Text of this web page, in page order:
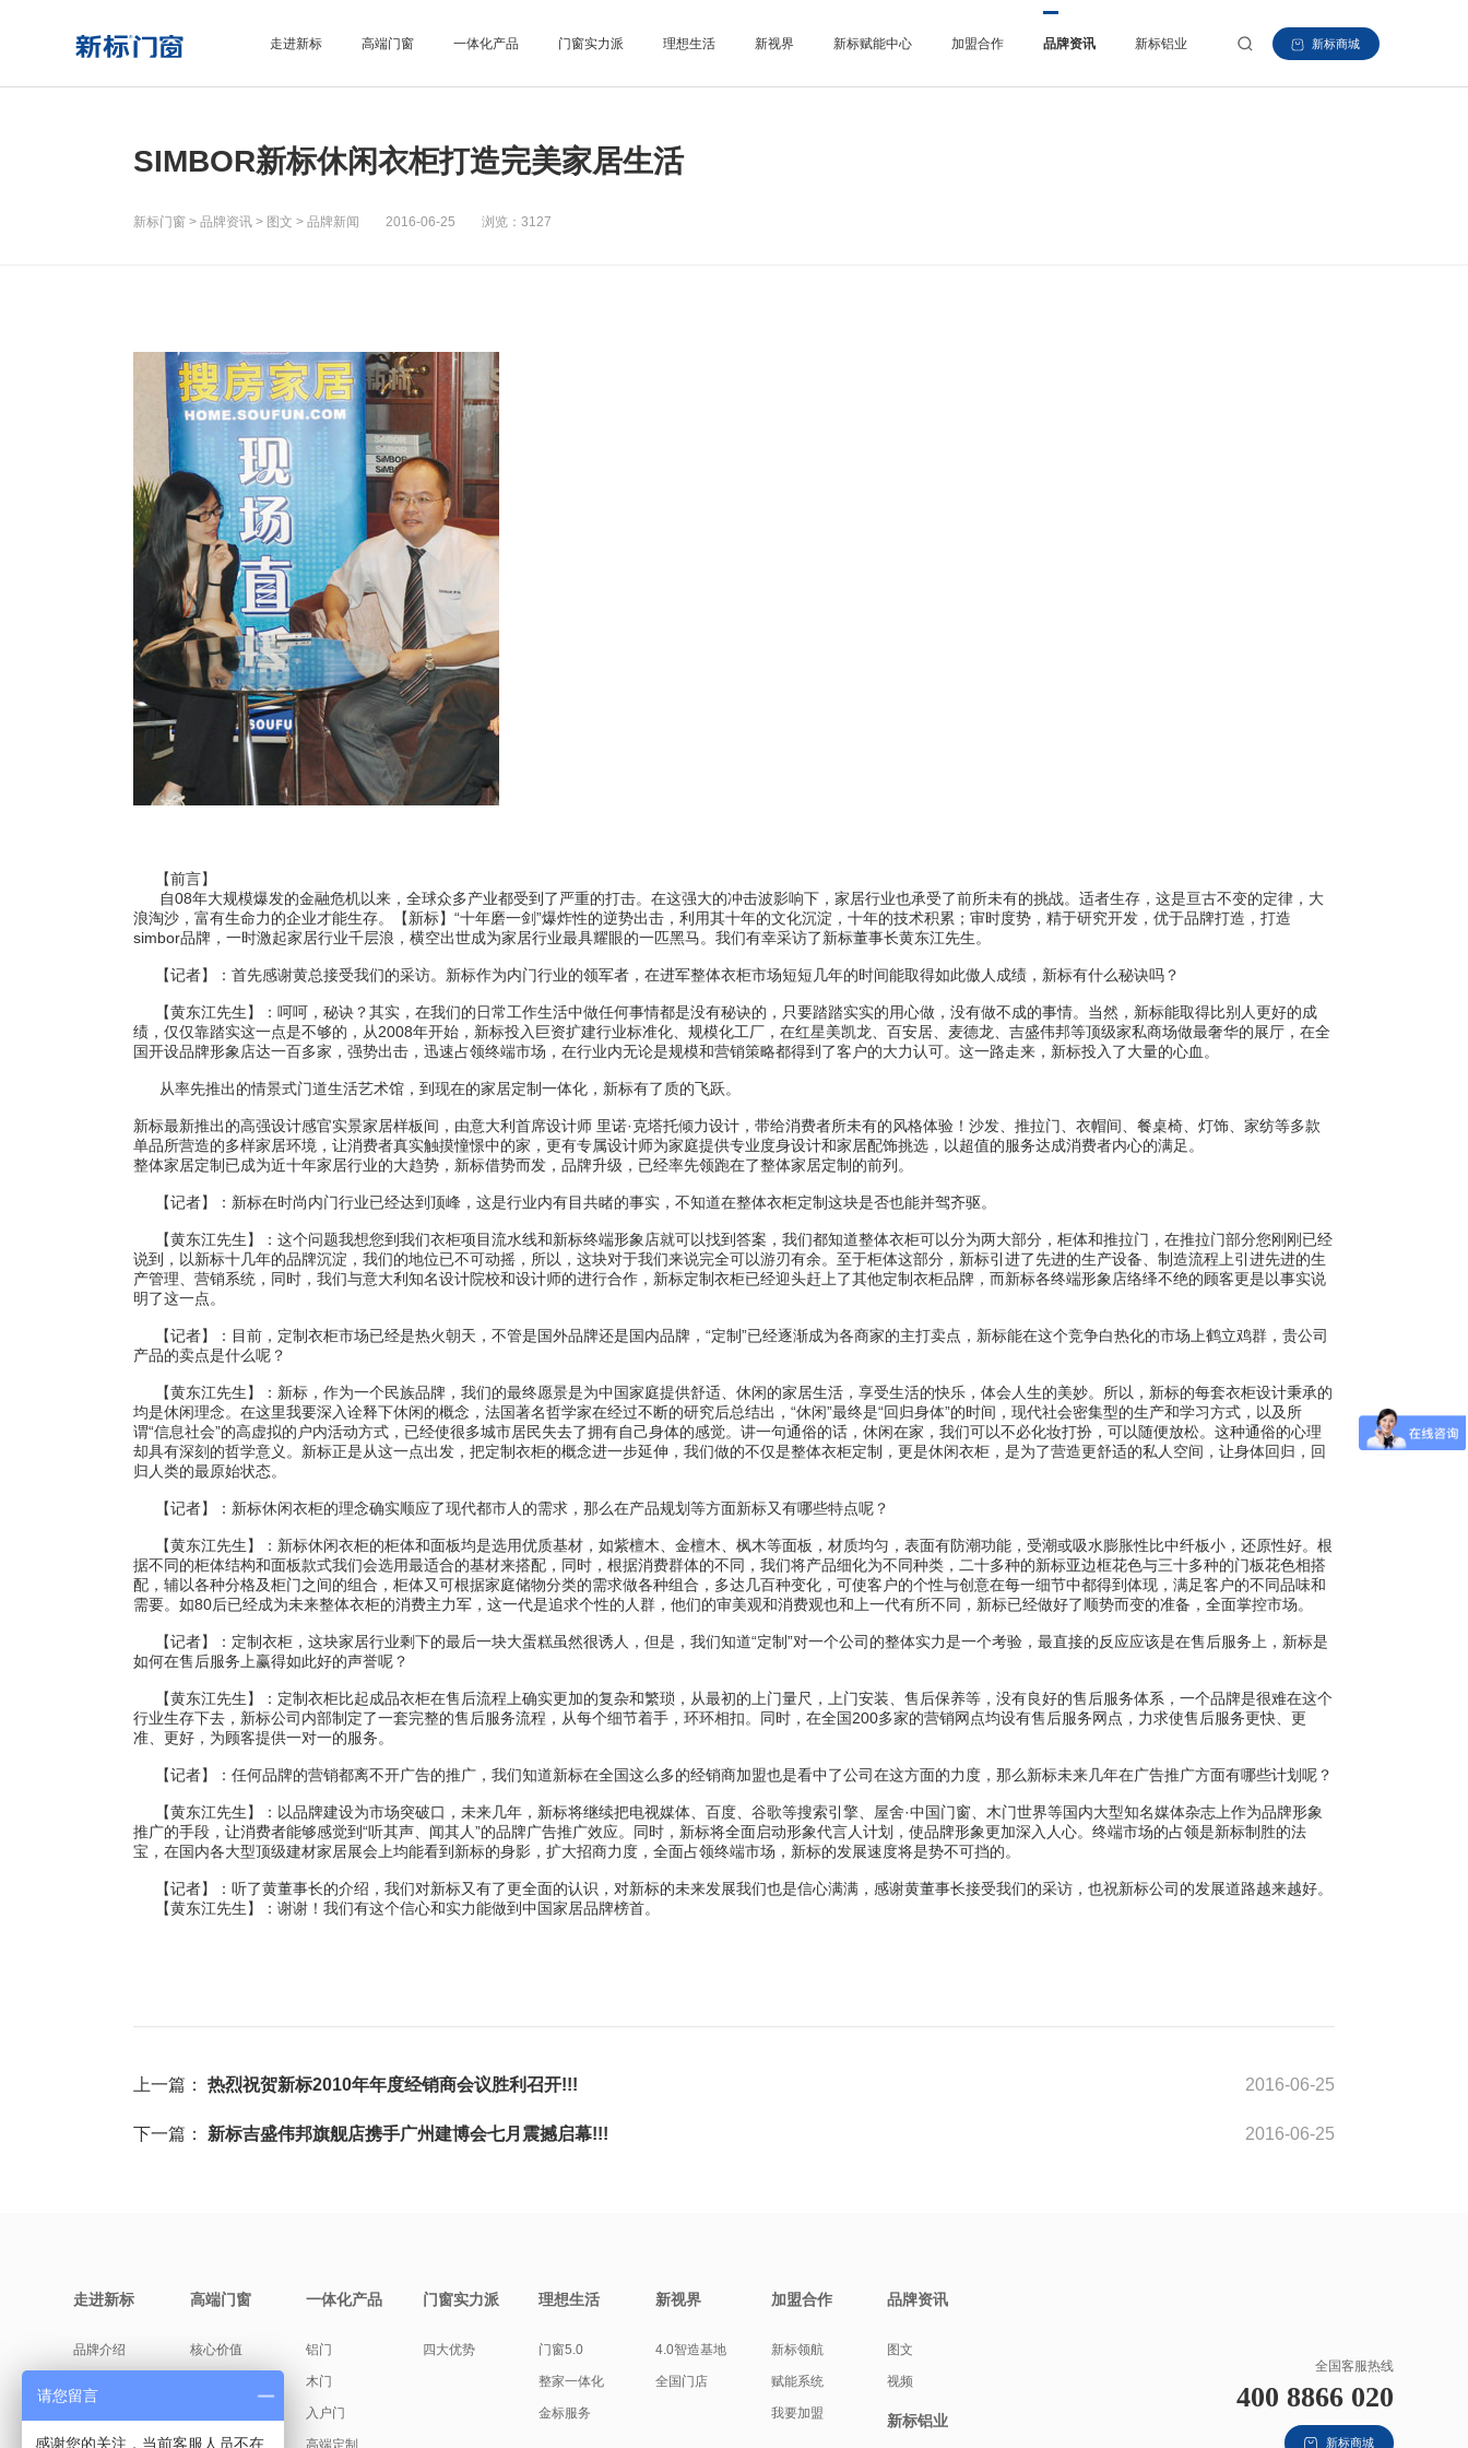
新标商城
走进新标 高端门窗 一体化产品 门窗实力派 理想生活 新视界 新标赋能中心 加盟合作 品牌资讯 新标铝业
SIMBOR新标休闲衣柜打造完美家居生活
新标门窗 > 品牌资讯 > 图文 > 品牌新闻 2016-06-25 浏览：3127
【前言】
自08年大规模爆发的金融危机以来，全球众多产业都受到了严重的打击。在这强大的冲击波影响下，家居行业也承受了前所未有的挑战。适者生存，这是亘古不变的定律，大
浪淘沙，富有生命力的企业才能生存。【新标】“十年磨一剑”爆炸性的逆势出击，利用其十年的文化沉淀，十年的技术积累；审时度势，精于研究开发，优于品牌打造，打造
simbor品牌，一时激起家居行业千层浪，横空出世成为家居行业最具耀眼的一匹黑马。我们有幸采访了新标董事长黄东江先生。
【记者】：首先感谢黄总接受我们的采访。新标作为内门行业的领军者，在进军整体衣柜市场短短几年的时间能取得如此傲人成绩，新标有什么秘诀吗？
【黄东江先生】：呵呵，秘诀？其实，在我们的日常工作生活中做任何事情都是没有秘诀的，只要踏踏实实的用心做，没有做不成的事情。当然，新标能取得比别人更好的成
绩，仅仅靠踏实这一点是不够的，从2008年开始，新标投入巨资扩建行业标准化、规模化工厂，在红星美凯龙、百安居、麦德龙、吉盛伟邦等顶级家私商场做最奢华的展厅，在全
国开设品牌形象店达一百多家，强势出击，迅速占领终端市场，在行业内无论是规模和营销策略都得到了客户的大力认可。这一路走来，新标投入了大量的心血。
从率先推出的情景式门道生活艺术馆，到现在的家居定制一体化，新标有了质的飞跃。
新标最新推出的高强设计感官实景家居样板间，由意大利首席设计师 里诺·克塔托倾力设计，带给消费者所未有的风格体验！沙发、推拉门、衣帽间、餐桌椅、灯饰、家纺等多款
单品所营造的多样家居环境，让消费者真实触摸憧憬中的家，更有专属设计师为家庭提供专业度身设计和家居配饰挑选，以超值的服务达成消费者内心的满足。
整体家居定制已成为近十年家居行业的大趋势，新标借势而发，品牌升级，已经率先领跑在了整体家居定制的前列。
【记者】：新标在时尚内门行业已经达到顶峰，这是行业内有目共睹的事实，不知道在整体衣柜定制这块是否也能并驾齐驱。
【黄东江先生】：这个问题我想您到我们衣柜项目流水线和新标终端形象店就可以找到答案，我们都知道整体衣柜可以分为两大部分，柜体和推拉门，在推拉门部分您刚刚已经
说到，以新标十几年的品牌沉淀，我们的地位已不可动摇，所以，这块对于我们来说完全可以游刃有余。至于柜体这部分，新标引进了先进的生产设备、制造流程上引进先进的生
产管理、营销系统，同时，我们与意大利知名设计院校和设计师的进行合作，新标定制衣柜已经迎头赶上了其他定制衣柜品牌，而新标各终端形象店络绎不绝的顾客更是以事实说
明了这一点。
【记者】：目前，定制衣柜市场已经是热火朝天，不管是国外品牌还是国内品牌，“定制”已经逐渐成为各商家的主打卖点，新标能在这个竞争白热化的市场上鹤立鸡群，贵公司
产品的卖点是什么呢？
【黄东江先生】：新标，作为一个民族品牌，我们的最终愿景是为中国家庭提供舒适、休闲的家居生活，享受生活的快乐，体会人生的美妙。所以，新标的每套衣柜设计秉承的
均是休闲理念。在这里我要深入诠释下休闲的概念，法国著名哲学家在经过不断的研究后总结出，“休闲”最终是“回归身体”的时间，现代社会密集型的生产和学习方式，以及所
谓“信息社会”的高虚拟的户内活动方式，已经使很多城市居民失去了拥有自己身体的感觉。讲一句通俗的话，休闲在家，我们可以不必化妆打扮，可以随便放松。这种通俗的心理
却具有深刻的哲学意义。新标正是从这一点出发，把定制衣柜的概念进一步延伸，我们做的不仅是整体衣柜定制，更是休闲衣柜，是为了营造更舒适的私人空间，让身体回归，回
归人类的最原始状态。
【记者】：新标休闲衣柜的理念确实顺应了现代都市人的需求，那么在产品规划等方面新标又有哪些特点呢？
【黄东江先生】：新标休闲衣柜的柜体和面板均是选用优质基材，如紫檀木、金檀木、枫木等面板，材质均匀，表面有防潮功能，受潮或吸水膨胀性比中纤板小，还原性好。根
据不同的柜体结构和面板款式我们会选用最适合的基材来搭配，同时，根据消费群体的不同，我们将产品细化为不同种类，二十多种的新标亚边框花色与三十多种的门板花色相搭
配，辅以各种分格及柜门之间的组合，柜体又可根据家庭储物分类的需求做各种组合，多达几百种变化，可使客户的个性与创意在每一细节中都得到体现，满足客户的不同品味和
需要。如80后已经成为未来整体衣柜的消费主力军，这一代是追求个性的人群，他们的审美观和消费观也和上一代有所不同，新标已经做好了顺势而变的准备，全面掌控市场。
【记者】：定制衣柜，这块家居行业剩下的最后一块大蛋糕虽然很诱人，但是，我们知道“定制”对一个公司的整体实力是一个考验，最直接的反应应该是在售后服务上，新标是
如何在售后服务上赢得如此好的声誉呢？
【黄东江先生】：定制衣柜比起成品衣柜在售后流程上确实更加的复杂和繁琐，从最初的上门量尺，上门安装、售后保养等，没有良好的售后服务体系，一个品牌是很难在这个
行业生存下去，新标公司内部制定了一套完整的售后服务流程，从每个细节着手，环环相扣。同时，在全国200多家的营销网点均设有售后服务网点，力求使售后服务更快、更
准、更好，为顾客提供一对一的服务。
【记者】：任何品牌的营销都离不开广告的推广，我们知道新标在全国这么多的经销商加盟也是看中了公司在这方面的力度，那么新标未来几年在广告推广方面有哪些计划呢？
【黄东江先生】：以品牌建设为市场突破口，未来几年，新标将继续把电视媒体、百度、谷歌等搜索引擎、屋舍·中国门窗、木门世界等国内大型知名媒体杂志上作为品牌形象
推广的手段，让消费者能够感觉到“听其声、闻其人”的品牌广告推广效应。同时，新标将全面启动形象代言人计划，使品牌形象更加深入人心。终端市场的占领是新标制胜的法
宝，在国内各大型顶级建材家居展会上均能看到新标的身影，扩大招商力度，全面占领终端市场，新标的发展速度将是势不可挡的。
【记者】：听了黄董事长的介绍，我们对新标又有了更全面的认识，对新标的未来发展我们也是信心满满，感谢黄董事长接受我们的采访，也祝新标公司的发展道路越来越好。
【黄东江先生】：谢谢！我们有这个信心和实力能做到中国家居品牌榜首。
上一篇： 热烈祝贺新标2010年年度经销商会议胜利召开!!! 2016-06-25
下一篇： 新标吉盛伟邦旗舰店携手广州建博会七月震撼启幕!!! 2016-06-25
走进新标
品牌介绍
发展历程
高端门窗
核心价值
一体化产品
铝门
木门
入户门
高端定制
门窗实力派
四大优势
理想生活
门窗5.0
整家一体化
金标服务
新视界
4.0智造基地
全国门店
加盟合作
新标领航
赋能系统
我要加盟
品牌资讯
图文
视频
新标铝业
全国客服热线
400 8866 020
新标商城
请您留言
感谢您的关注，当前客服人员不在